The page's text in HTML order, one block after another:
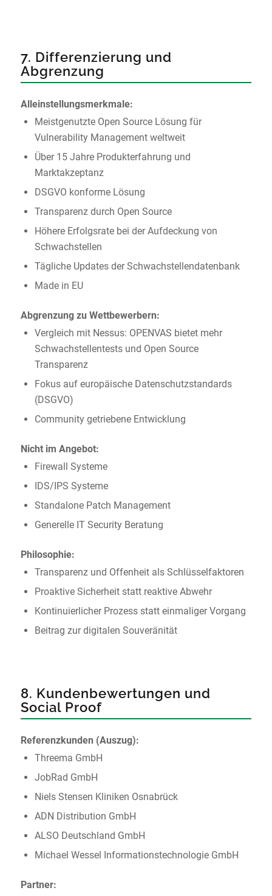
7. Differenzierung und
Abgrenzung
Alleinstellungsmerkmale:
Meistgenutzte Open Source Lösung für
Vulnerability Management weltweit
Über 15 Jahre Produkterfahrung und
Marktakzeptanz
DSGVO konforme Lösung
Transparenz durch Open Source
Höhere Erfolgsrate bei der Aufdeckung von
Schwachstellen
Tägliche Updates der Schwachstellendatenbank
Made in EU
Abgrenzung zu Wettbewerbern:
Vergleich mit Nessus: OPENVAS bietet mehr
Schwachstellentests und Open Source
Transparenz
Fokus auf europäische Datenschutzstandards
(DSGVO)
Community getriebene Entwicklung
Nicht im Angebot:
Firewall Systeme
IDS/IPS Systeme
Standalone Patch Management
Generelle IT Security Beratung
Philosophie:
Transparenz und Offenheit als Schlüsselfaktoren
Proaktive Sicherheit statt reaktive Abwehr
Kontinuierlicher Prozess statt einmaliger Vorgang
Beitrag zur digitalen Souveränität
8. Kundenbewertungen und
Social Proof
Referenzkunden (Auszug):
Threema GmbH
JobRad GmbH
Niels Stensen Kliniken Osnabrück
ADN Distribution GmbH
ALSO Deutschland GmbH
Michael Wessel Informationstechnologie GmbH
Partner: